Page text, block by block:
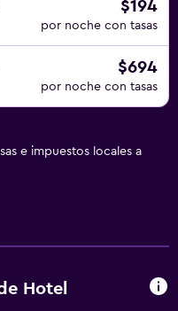
$194
por noche con tasas
$694
por noche con tasas
e impuestos locales a
Hotel